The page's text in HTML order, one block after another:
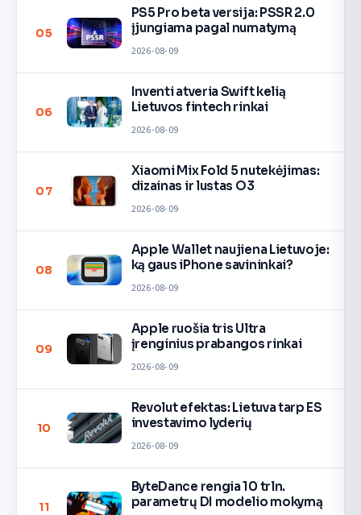
05
PS5 Pro beta versija: PSSR 2.0
įjungiama pagal numatymą
2026-08-09
06
Inventi atveria Swift kelią
Lietuvos fintech rinkai
2026-08-09
07
Xiaomi Mix Fold 5 nutekėjimas:
dizainas ir lustas O3
2026-08-09
08
Apple Wallet naujiena Lietuvoje:
ką gaus iPhone savininkai?
2026-08-09
09
Apple ruošia tris Ultra
įrenginius prabangos rinkai
2026-08-09
10
Revolut efektas: Lietuva tarp ES
investavimo lyderių
2026-08-09
11
ByteDance rengia 10 trln.
parametrų DI modelio mokymą